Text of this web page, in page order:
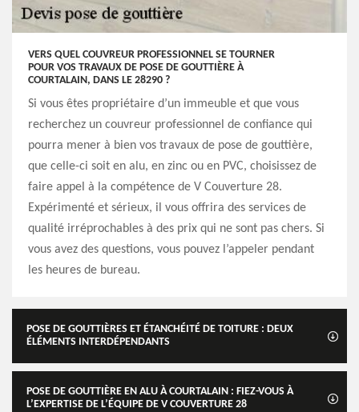
VERS QUEL COUVREUR PROFESSIONNEL SE TOURNER
POUR VOS TRAVAUX DE POSE DE GOUTTIÈRE À
COURTALAIN, DANS LE 28290 ?
Si vous êtes propriétaire d’un immeuble et que vous
recherchez un couvreur professionnel de confiance qui
pourra mener à bien vos travaux de pose de gouttière,
que celle-ci soit en alu, en zinc ou en PVC, choisissez de
faire appel à la compétence de V Couverture 28.
Expérimenté et sérieux, il vous offrira des services de
qualité irréprochables à des prix qui ne sont pas chers. Si
vous avez des questions, vous pouvez l’appeler pendant
les heures de bureau.
POSE DE GOUTTIÈRES ET ÉTANCHÉITÉ DE TOITURE : DEUX
ÉLÉMENTS INTERDÉPENDANTS
POSE DE GOUTTIÈRE EN ALU À COURTALAIN : FIEZ-VOUS À
L’EXPERTISE DE L’ÉQUIPE DE V COUVERTURE 28